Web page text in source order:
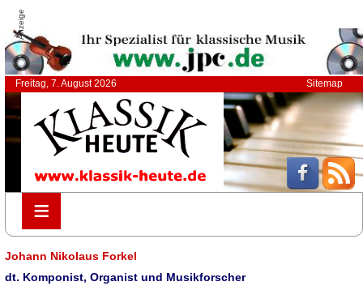
Anzeige
Freitag, 7. August 2026 Sitemap
≡
≡
Johann Nikolaus Forkel
dt. Komponist, Organist und Musikforscher